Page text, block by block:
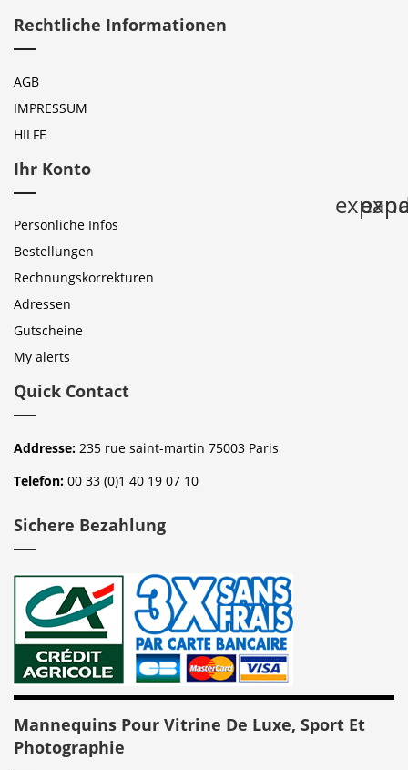
Rechtliche Informationen
AGB
IMPRESSUM
HILFE
Ihr Konto
Persönliche Infos
Bestellungen
Rechnungskorrekturen
Adressen
Gutscheine
My alerts
Quick Contact
Addresse: 235 rue saint-martin 75003 Paris
Telefon: 00 33 (0)1 40 19 07 10
Sichere Bezahlung
Mannequins Pour Vitrine De Luxe, Sport Et
Photographie